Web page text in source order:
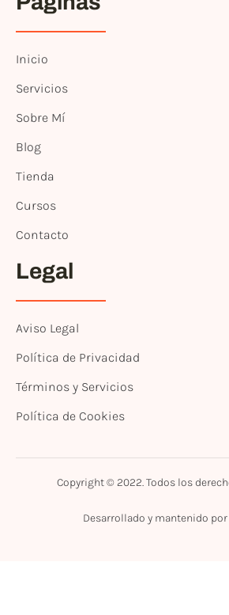
Inicio
Servicios
Sobre Mí
Blog
Tienda
Cursos
Contacto
Legal
Aviso Legal
Política de Privacidad
Términos y Servicios
Política de Cookies
Copyright © 2022. Todos los
Desarrollado y mantenido por